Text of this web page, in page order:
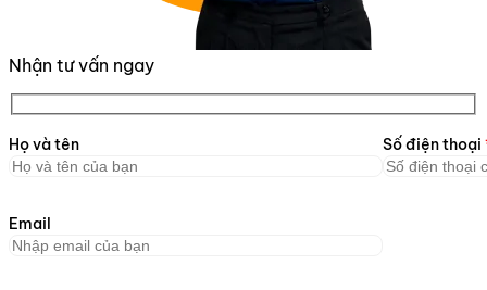
Nhận tư vấn ngay
Họ và tên Số điện thoại
Email